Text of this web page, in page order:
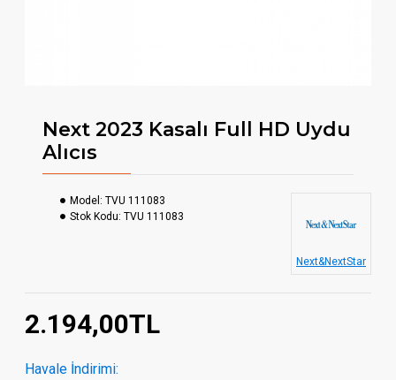
Next 2023 Kasalı Full HD Uydu
Alıcıs
2.194,00TL
Havale İndirimi:
Model: TVU 111083
Stok Kodu: TVU 111083
Next&NextStar